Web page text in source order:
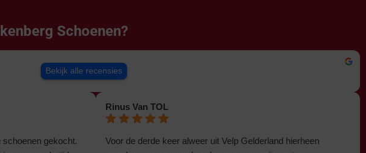
Schoenen?
Bekijk alle recensies
gekocht.
Rinus Van TOL
Voor de derde keer alweer uit Velp Gelderland hierheen